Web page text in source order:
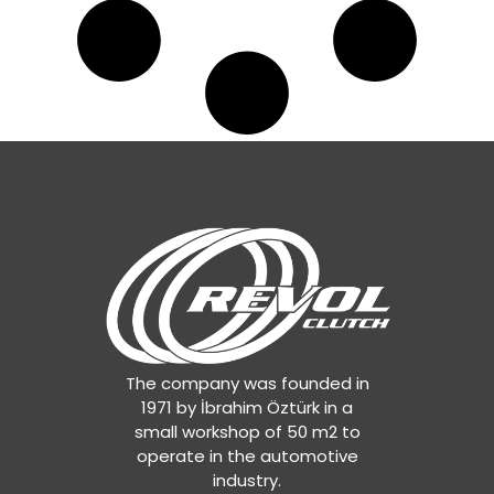
The company was founded in
1971 by İbrahim Öztürk in a
small workshop of 50 m2 to
operate in the automotive
industry.